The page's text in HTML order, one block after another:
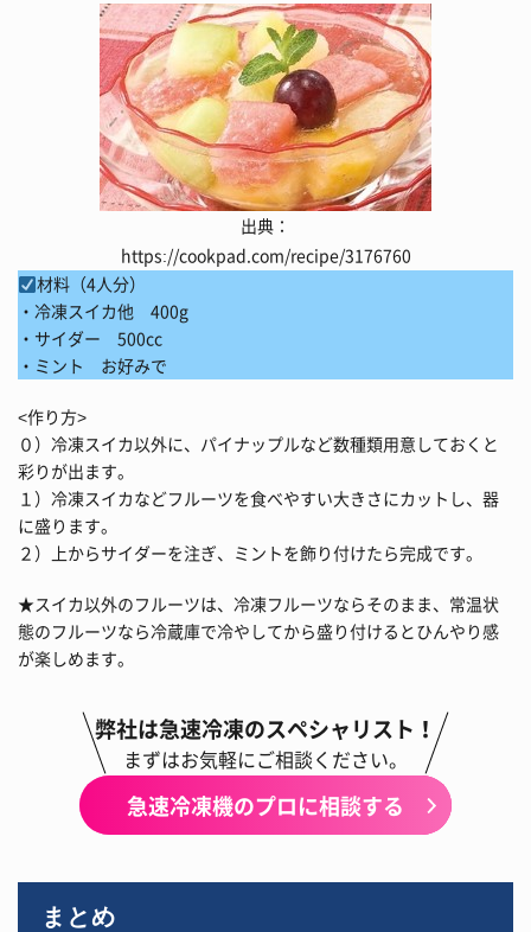
出典：
https://cookpad.com/recipe/3176760
材料（4人分）
・冷凍スイカ他 400g
・サイダー 500cc
・ミント お好みで
<作り方>
０）冷凍スイカ以外に、パイナップルなど数種類用意しておくと
彩りが出ます。
１）冷凍スイカなどフルーツを食べやすい大きさにカットし、器
に盛ります。
２）上からサイダーを注ぎ、ミントを飾り付けたら完成です。
★スイカ以外のフルーツは、冷凍フルーツならそのまま、常温状
態のフルーツなら冷蔵庫で冷やしてから盛り付けるとひんやり感
が楽しめます。
弊社は急速冷凍のスペシャリスト！
まずはお気軽にご相談ください。
急速冷凍機のプロに相談する
まとめ